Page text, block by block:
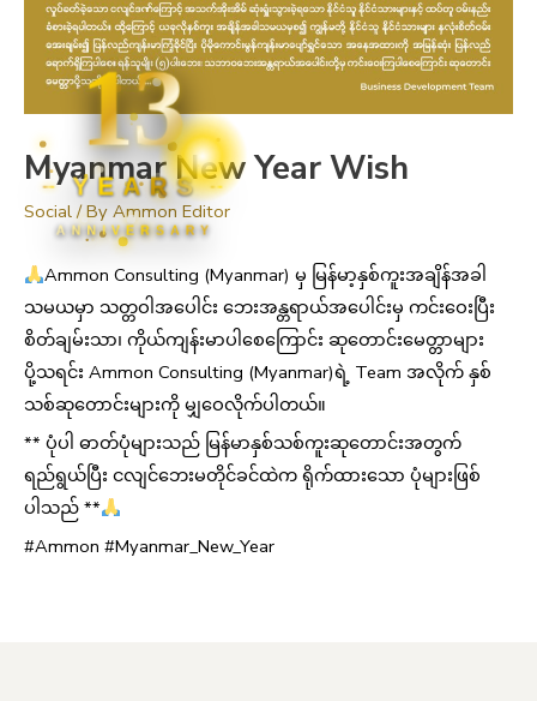
13
YEARS
ANNIVERSARY
Myanmar New Year Wish
Social/ By Ammon Editor
Ammon Consulting (Myanmar) မှ မြန်မာ့နှစ်ကူးအချိန်အခါ
သမယမှာ သတ္တဝါအပေါင်း ဘေးအန္တရာယ်အပေါင်းမှ ကင်းဝေးပြီး
စိတ်ချမ်းသာ၊ ကိုယ်ကျန်းမာပါစေကြောင်း ဆုတောင်းမေတ္တာများ
ပို့သရင်း Ammon Consulting (Myanmar)ရဲ့ Team အလိုက် နှစ်
သစ်ဆုတောင်းများကို မျှဝေလိုက်ပါတယ်။
** ပုံပါ ဓာတ်ပုံများသည် မြန်မာနှစ်သစ်ကူးဆုတောင်းအတွက်
ရည်ရွယ်ပြီး ငလျင်ဘေးမတိုင်ခင်ထဲက ရိုက်ထားသော ပုံများဖြစ်
ပါသည် **
#Ammon #Myanmar_New_Year